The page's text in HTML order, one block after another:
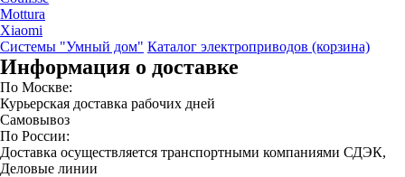
Mottura
Xiaomi
Системы "Умный дом" Каталог электроприводов (корзина)
Информация о доставке
По Москве:
Курьерская доставка рабочих дней
Самовывоз
По России:
Доставка осуществляется транспортными компаниями СДЭК,
Деловые линии